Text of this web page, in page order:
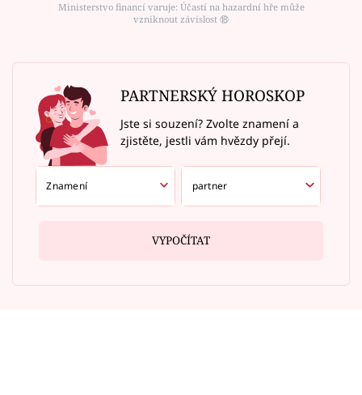
Ministerstvo financí varuje: Účastí na hazardní hře může
vzniknout závislost ⑱
PARTNERSKÝ HOROSKOP
Jste si souzení? Zvolte znamení a
zjistěte, jestli vám hvězdy přejí.
VYPOČÍTAT